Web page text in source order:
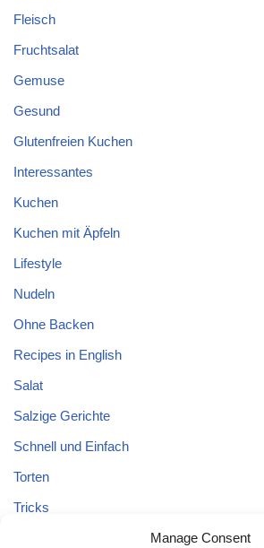
Manage Consent
Fleisch
Fruchtsalat
Gemuse
Gesund
Glutenfreien Kuchen
Interessantes
Kuchen
Kuchen mit Äpfeln
Lifestyle
Nudeln
Ohne Backen
Recipes in English
Salat
Salzige Gerichte
Schnell und Einfach
Torten
Tricks